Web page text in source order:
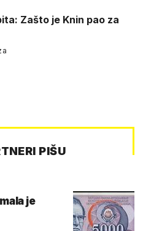
Zašto je Knin pao za
PIŠU
je